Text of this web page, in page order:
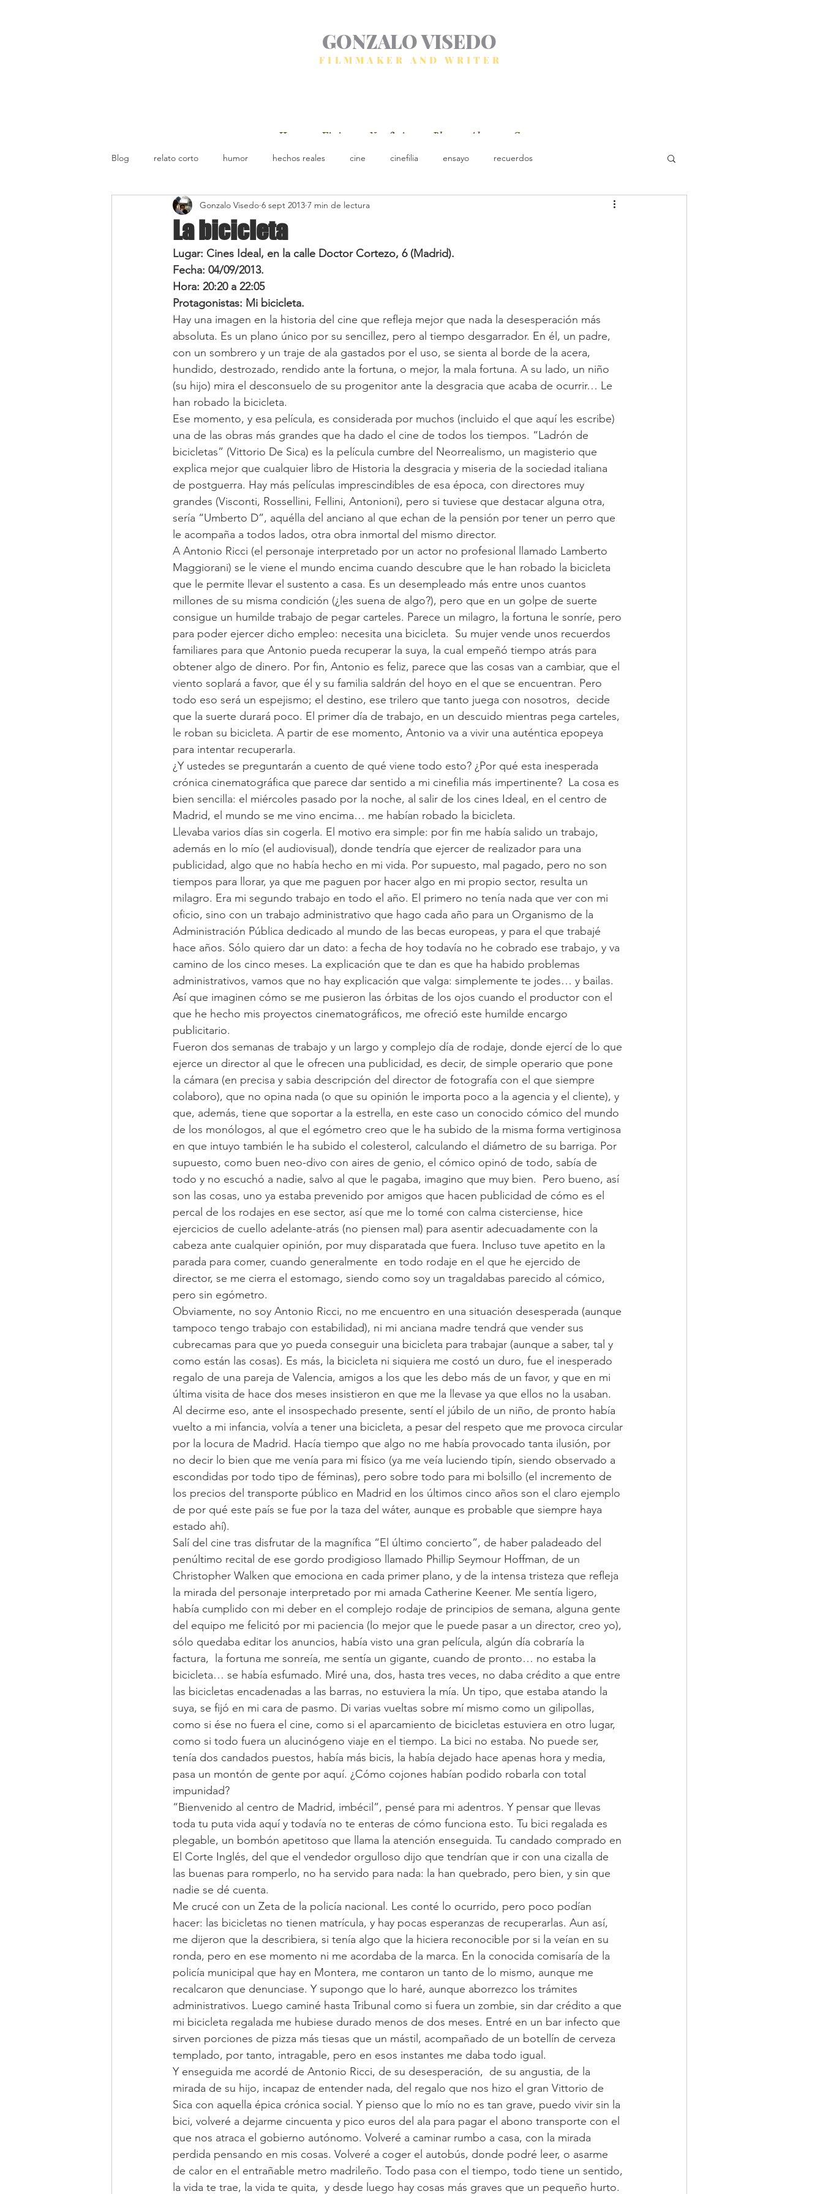
GONZALO VISEDO
FILMMAKER AND WRITER
Home Fiction Non fiction Blog About Contact
Blog relato corto humor hechos reales cine cinefilia ensayo recuerdos
La bicicleta
Gonzalo Visedo 6 sept 2013 7 min de lectura
Lugar: Cines Ideal, en la calle Doctor Cortezo, 6 (Madrid).
Fecha: 04/09/2013.
Hora: 20:20 a 22:05
Protagonistas: Mi bicicleta.
Hay una imagen en la historia del cine que refleja mejor que nada la desesperación más
absoluta. Es un plano único por su sencillez, pero al tiempo desgarrador. En él, un padre,
con un sombrero y un traje de ala gastados por el uso, se sienta al borde de la acera,
hundido, destrozado, rendido ante la fortuna, o mejor, la mala fortuna. A su lado, un niño
(su hijo) mira el desconsuelo de su progenitor ante la desgracia que acaba de ocurrir… Le
han robado la bicicleta.
Ese momento, y esa película, es considerada por muchos (incluido el que aquí les escribe)
una de las obras más grandes que ha dado el cine de todos los tiempos. “Ladrón de
bicicletas” (Vittorio De Sica) es la película cumbre del Neorrealismo, un magisterio que
explica mejor que cualquier libro de Historia la desgracia y miseria de la sociedad italiana
de postguerra. Hay más películas imprescindibles de esa época, con directores muy
grandes (Visconti, Rossellini, Fellini, Antonioni), pero si tuviese que destacar alguna otra,
sería “Umberto D”, aquélla del anciano al que echan de la pensión por tener un perro que
le acompaña a todos lados, otra obra inmortal del mismo director.
A Antonio Ricci (el personaje interpretado por un actor no profesional llamado Lamberto
Maggiorani) se le viene el mundo encima cuando descubre que le han robado la bicicleta
que le permite llevar el sustento a casa. Es un desempleado más entre unos cuantos
millones de su misma condición (¿les suena de algo?), pero que en un golpe de suerte
consigue un humilde trabajo de pegar carteles. Parece un milagro, la fortuna le sonríe, pero
para poder ejercer dicho empleo: necesita una bicicleta.  Su mujer vende unos recuerdos
familiares para que Antonio pueda recuperar la suya, la cual empeñó tiempo atrás para
obtener algo de dinero. Por fin, Antonio es feliz, parece que las cosas van a cambiar, que el
viento soplará a favor, que él y su familia saldrán del hoyo en el que se encuentran. Pero
todo eso será un espejismo; el destino, ese trilero que tanto juega con nosotros,  decide
que la suerte durará poco. El primer día de trabajo, en un descuido mientras pega carteles,
le roban su bicicleta. A partir de ese momento, Antonio va a vivir una auténtica epopeya
para intentar recuperarla.
¿Y ustedes se preguntarán a cuento de qué viene todo esto? ¿Por qué esta inesperada
crónica cinematográfica que parece dar sentido a mi cinefilia más impertinente?  La cosa es
bien sencilla: el miércoles pasado por la noche, al salir de los cines Ideal, en el centro de
Madrid, el mundo se me vino encima… me habían robado la bicicleta.
Llevaba varios días sin cogerla. El motivo era simple: por fin me había salido un trabajo,
además en lo mío (el audiovisual), donde tendría que ejercer de realizador para una
publicidad, algo que no había hecho en mi vida. Por supuesto, mal pagado, pero no son
tiempos para llorar, ya que me paguen por hacer algo en mi propio sector, resulta un
milagro. Era mi segundo trabajo en todo el año. El primero no tenía nada que ver con mi
oficio, sino con un trabajo administrativo que hago cada año para un Organismo de la
Administración Pública dedicado al mundo de las becas europeas, y para el que trabajé
hace años. Sólo quiero dar un dato: a fecha de hoy todavía no he cobrado ese trabajo, y va
camino de los cinco meses. La explicación que te dan es que ha habido problemas
administrativos, vamos que no hay explicación que valga: simplemente te jodes… y bailas.
Así que imaginen cómo se me pusieron las órbitas de los ojos cuando el productor con el
que he hecho mis proyectos cinematográficos, me ofreció este humilde encargo
publicitario.
Fueron dos semanas de trabajo y un largo y complejo día de rodaje, donde ejercí de lo que
ejerce un director al que le ofrecen una publicidad, es decir, de simple operario que pone
la cámara (en precisa y sabia descripción del director de fotografía con el que siempre
colaboro), que no opina nada (o que su opinión le importa poco a la agencia y el cliente), y
que, además, tiene que soportar a la estrella, en este caso un conocido cómico del mundo
de los monólogos, al que el egómetro creo que le ha subido de la misma forma vertiginosa
en que intuyo también le ha subido el colesterol, calculando el diámetro de su barriga. Por
supuesto, como buen neo-divo con aires de genio, el cómico opinó de todo, sabía de
todo y no escuchó a nadie, salvo al que le pagaba, imagino que muy bien.  Pero bueno, así
son las cosas, uno ya estaba prevenido por amigos que hacen publicidad de cómo es el
percal de los rodajes en ese sector, así que me lo tomé con calma cisterciense, hice
ejercicios de cuello adelante-atrás (no piensen mal) para asentir adecuadamente con la
cabeza ante cualquier opinión, por muy disparatada que fuera. Incluso tuve apetito en la
parada para comer, cuando generalmente  en todo rodaje en el que he ejercido de
director, se me cierra el estomago, siendo como soy un tragaldabas parecido al cómico,
pero sin egómetro.
Obviamente, no soy Antonio Ricci, no me encuentro en una situación desesperada (aunque
tampoco tengo trabajo con estabilidad), ni mi anciana madre tendrá que vender sus
cubrecamas para que yo pueda conseguir una bicicleta para trabajar (aunque a saber, tal y
como están las cosas). Es más, la bicicleta ni siquiera me costó un duro, fue el inesperado
regalo de una pareja de Valencia, amigos a los que les debo más de un favor, y que en mi
última visita de hace dos meses insistieron en que me la llevase ya que ellos no la usaban.
Al decirme eso, ante el insospechado presente, sentí el júbilo de un niño, de pronto había
vuelto a mi infancia, volvía a tener una bicicleta, a pesar del respeto que me provoca circular
por la locura de Madrid. Hacía tiempo que algo no me había provocado tanta ilusión, por
no decir lo bien que me venía para mi físico (ya me veía luciendo tipín, siendo observado a
escondidas por todo tipo de féminas), pero sobre todo para mi bolsillo (el incremento de
los precios del transporte público en Madrid en los últimos cinco años son el claro ejemplo
de por qué este país se fue por la taza del wáter, aunque es probable que siempre haya
estado ahí).
Salí del cine tras disfrutar de la magnífica “El último concierto”, de haber paladeado del
penúltimo recital de ese gordo prodigioso llamado Phillip Seymour Hoffman, de un
Christopher Walken que emociona en cada primer plano, y de la intensa tristeza que refleja
la mirada del personaje interpretado por mi amada Catherine Keener. Me sentía ligero,
había cumplido con mi deber en el complejo rodaje de principios de semana, alguna gente
del equipo me felicitó por mi paciencia (lo mejor que le puede pasar a un director, creo yo),
sólo quedaba editar los anuncios, había visto una gran película, algún día cobraría la
factura,  la fortuna me sonreía, me sentía un gigante, cuando de pronto… no estaba la
bicicleta… se había esfumado. Miré una, dos, hasta tres veces, no daba crédito a que entre
las bicicletas encadenadas a las barras, no estuviera la mía. Un tipo, que estaba atando la
suya, se fijó en mi cara de pasmo. Di varias vueltas sobre mí mismo como un gilipollas,
como si ése no fuera el cine, como si el aparcamiento de bicicletas estuviera en otro lugar,
como si todo fuera un alucinógeno viaje en el tiempo. La bici no estaba. No puede ser,
tenía dos candados puestos, había más bicis, la había dejado hace apenas hora y media,
pasa un montón de gente por aquí. ¿Cómo cojones habían podido robarla con total
impunidad?
“Bienvenido al centro de Madrid, imbécil”, pensé para mi adentros. Y pensar que llevas
toda tu puta vida aquí y todavía no te enteras de cómo funciona esto. Tu bici regalada es
plegable, un bombón apetitoso que llama la atención enseguida. Tu candado comprado en
El Corte Inglés, del que el vendedor orgulloso dijo que tendrían que ir con una cizalla de
las buenas para romperlo, no ha servido para nada: la han quebrado, pero bien, y sin que
nadie se dé cuenta.
Me crucé con un Zeta de la policía nacional. Les conté lo ocurrido, pero poco podían
hacer: las bicicletas no tienen matrícula, y hay pocas esperanzas de recuperarlas. Aun así,
me dijeron que la describiera, si tenía algo que la hiciera reconocible por si la veían en su
ronda, pero en ese momento ni me acordaba de la marca. En la conocida comisaría de la
policía municipal que hay en Montera, me contaron un tanto de lo mismo, aunque me
recalcaron que denunciase. Y supongo que lo haré, aunque aborrezco los trámites
administrativos. Luego caminé hasta Tribunal como si fuera un zombie, sin dar crédito a que
mi bicicleta regalada me hubiese durado menos de dos meses. Entré en un bar infecto que
sirven porciones de pizza más tiesas que un mástil, acompañado de un botellín de cerveza
templado, por tanto, intragable, pero en esos instantes me daba todo igual.
Y enseguida me acordé de Antonio Ricci, de su desesperación,  de su angustia, de la
mirada de su hijo, incapaz de entender nada, del regalo que nos hizo el gran Vittorio de
Sica con aquella épica crónica social. Y pienso que lo mío no es tan grave, puedo vivir sin la
bici, volveré a dejarme cincuenta y pico euros del ala para pagar el abono transporte con el
que nos atraca el gobierno autónomo. Volveré a caminar rumbo a casa, con la mirada
perdida pensando en mis cosas. Volveré a coger el autobús, donde podré leer, o asarme
de calor en el entrañable metro madrileño. Todo pasa con el tiempo, todo tiene un sentido,
la vida te trae, la vida te quita,  y desde luego hay cosas más graves que un pequeño hurto.